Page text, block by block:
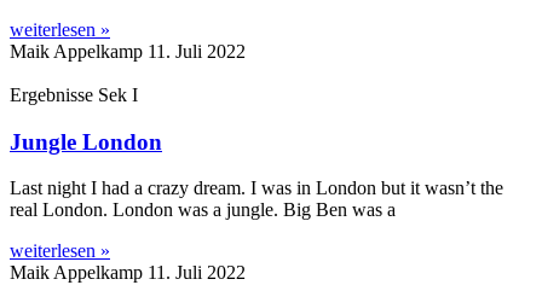
weiterlesen »
Maik Appelkamp 11. Juli 2022
Ergebnisse Sek I
Jungle London
Last night I had a crazy dream. I was in London but it wasn’t the
real London. London was a jungle. Big Ben was a
weiterlesen »
Maik Appelkamp 11. Juli 2022